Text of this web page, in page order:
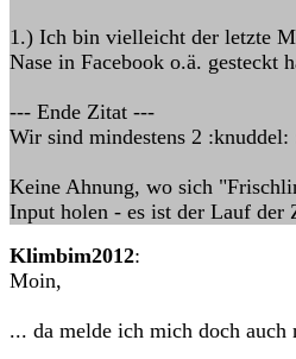
1.) Ich bin vielleicht der letzte
Nase in Facebook o.ä. gesteckt
--- Ende Zitat ---
Wir sind mindestens 2 :knuddel:
Keine Ahnung, wo sich
Input holen - es ist der Lauf der
Klimbim2012:
Moin,
... da melde ich mich doch